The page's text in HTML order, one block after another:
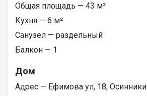
Общая площадь — 43 м²
Кухня — 6 м²
Санузел — раздельный
Балкон — 1
Дом
Адрес — Ефимова ул, 18, Осинники